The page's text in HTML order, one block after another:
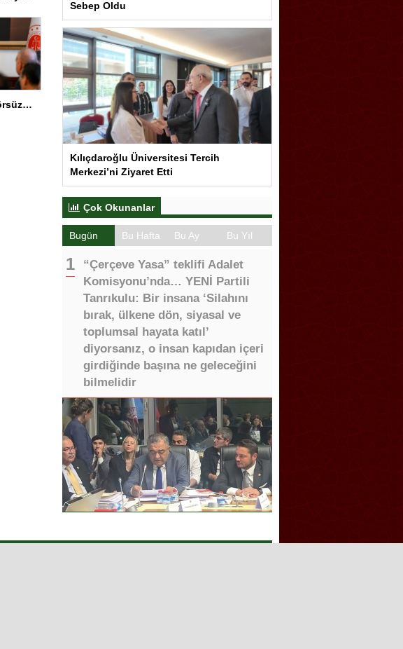
Bakan Gürlek: Terörsüz Türkiye süreci tamamlanmak üzere
Sebep Oldu
Kılıçdaroğlu Üniversitesi Tercih
Merkezi’ni Ziyaret Etti
Çok Okunanlar
Bugün Bu Hafta Bu Ay Bu Yıl
“Çerçeve Yasa” teklifi Adalet
Komisyonu’nda… YENİ Partili
Tanrıkulu: Bir insana ‘Silahını
bırak, ülkene dön, siyasal ve
toplumsal hayata katıl’
diyorsanız, o insan kapıdan içeri
girdiğinde başına ne geleceğini
bilmelidir